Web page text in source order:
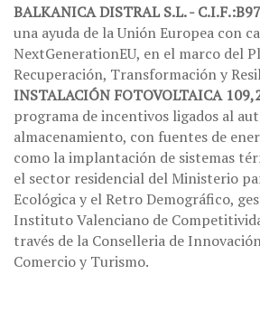
BALKANICA DISTRAL S.L. -
una ayuda de la Unión Europea con
NextGenerationEU, en el marco del
Recuperación, Transformación y
INSTALACIÓN FOTOVOLTAICA
programa de incentivos ligados al
almacenamiento, con fuentes de
como la implantación de sistemas
el sector residencial del Ministerio
Ecológica y el Retro Demográfico,
Instituto Valenciano de
través de la Conselleria de
Comercio y Turismo.